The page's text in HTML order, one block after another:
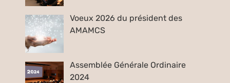
Voeux 2026 du président des
AMAMCS
Assemblée Générale Ordinaire
2024